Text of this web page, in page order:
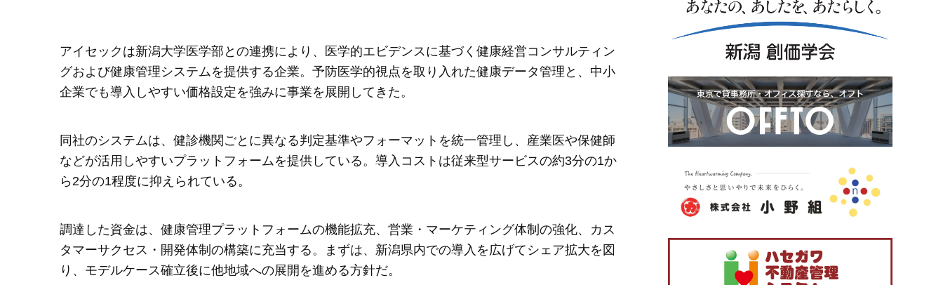
アイセックは新潟大学医学部との連携により、医学的エビデンスに基づく健康経営コンサルティン
グおよび健康管理システムを提供する企業。予防医学的視点を取り入れた健康データ管理と、中小
企業でも導入しやすい価格設定を強みに事業を展開してきた。
同社のシステムは、健診機関ごとに異なる判定基準やフォーマットを統一管理し、産業医や保健師
などが活用しやすいプラットフォームを提供している。導入コストは従来型サービスの約3分の1か
ら2分の1程度に抑えられている。
調達した資金は、健康管理プラットフォームの機能拡充、営業・マーケティング体制の強化、カス
タマーサクセス・開発体制の構築に充当する。まずは、新潟県内での導入を広げてシェア拡大を図
り、モデルケース確立後に他地域への展開を進める方針だ。